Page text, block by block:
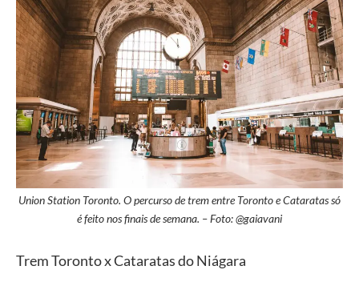
Union Station Toronto. O percurso de trem entre Toronto e Cataratas só
é feito nos finais de semana. – Foto: @gaiavani
Trem Toronto x Cataratas do Niágara